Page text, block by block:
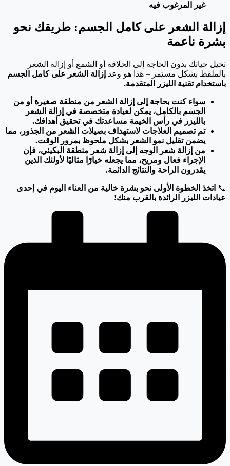
غير المرغوب فيه
إزالة الشعر على كامل الجسم: طريقك نحو
بشرة ناعمة
تخيل حياتك بدون الحاجة إلى الحلاقة أو الشمع أو إزالة الشعر
بالملقط بشكل مستمر – هذا هو وعد إزالة الشعر على كامل الجسم
باستخدام تقنية الليزر المتقدمة.
سواء كنت بحاجة إلى إزالة الشعر من منطقة صغيرة أو من
الجسم بالكامل، يمكن لعيادة متخصصة في إزالة الشعر
بالليزر في رأس الخيمة مساعدتك في تحقيق أهدافك.
تم تصميم العلاجات لاستهداف بصيلات الشعر من الجذور، مما
يضمن تقليل نمو الشعر بشكل ملحوظ بمرور الوقت.
من إزالة شعر الوجه إلى إزالة شعر منطقة البكيني، فإن
الإجراء فعال ومريح، مما يجعله خيارًا مثاليًا لأولئك الذين
يقدرون الراحة والنتائج الدائمة.
📞 اتخذ الخطوة الأولى نحو بشرة خالية من العناء اليوم في إحدى
عيادات الليزر الرائدة بالقرب منك!